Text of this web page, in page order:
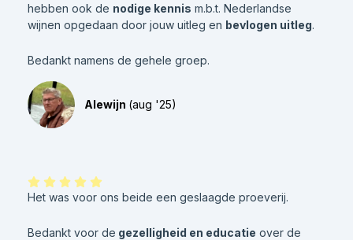
hebben ook de nodige kennis m.b.t. Nederlandse
wijnen opgedaan door jouw uitleg en bevlogen uitleg.
Bedankt namens de gehele groep.
Alewijn (aug '25)
Het was voor ons beide een geslaagde proeverij.
Bedankt voor de gezelligheid en educatie over de